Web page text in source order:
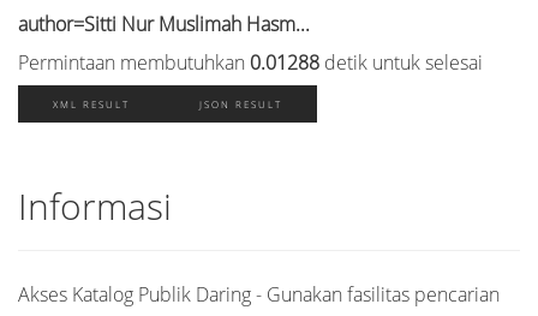
author=Sitti Nur Muslimah Hasm...
Permintaan membutuhkan 0.01288 detik untuk selesai
XML RESULT JSON RESULT
Informasi
Akses Katalog Publik Daring - Gunakan fasilitas pencarian